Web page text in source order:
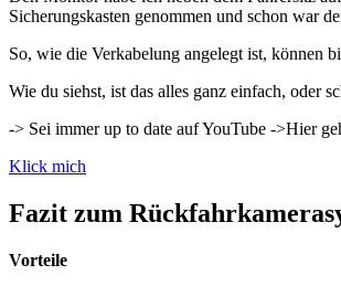
Sicherungskasten genommen und schon war
So, wie die Verkabelung angelegt ist, können
Wie du siehst, ist das alles ganz einfach, oder
-> Sei immer up to date auf YouTube ->Hier
Klick mich
Fazit zum
Vorteile